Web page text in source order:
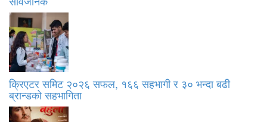
क्रिएटर समिट २०२६ सफल, १६६ सहभागी र ३० भन्दा बढी
ब्रान्डको सहभागिता